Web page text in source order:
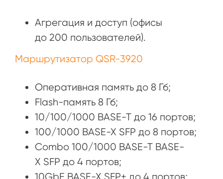
Агрегация и доступ (офисы
до 200 пользователей).
Маршрутизатор QSR-3920
Оперативная память до 8 Гб;
Flash-память 8 Гб;
10/100/1000 BASE-T до 16 портов;
100/1000 BASE-X SFP до 8 портов;
Combo 100/1000 BASE-T BASE-
X SFP до 4 портов;
10GbE BASE-X SFP+ до 4 портов;